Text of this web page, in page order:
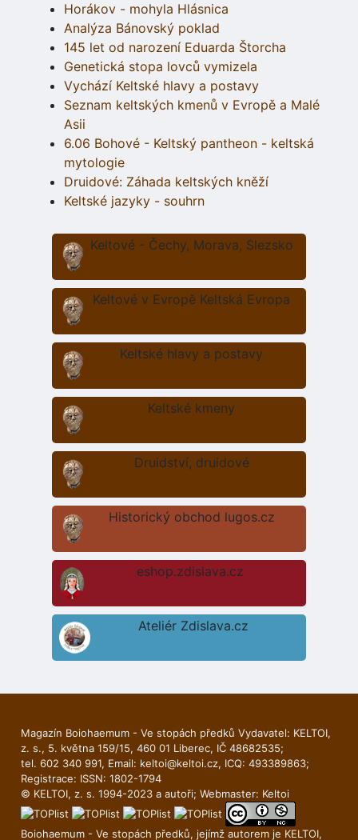
Horákov - mohyla Hlásnica
Analýza Bánovský poklad
145 let od narození Eduarda Štorcha
Genetická stopa lovců vymizela
Vychází Keltské hlavy a postavy
Seznam keltských kmenů v Evropě a Malé
Asii
6.06 Bohové - Keltský pantheon - keltská
mytologie
Druidové: Záhada keltských kněží
Keltské jazyky - souhrn
Keltové - Čechy, Morava, Slezsko
Keltové v Evropě Keltská Evropa
Keltské hlavy a postavy
Keltské kmeny
Druidství, druidové
Historický obchod lugos.cz
eshop.zdislava.cz
Ateliér Zdislava.cz
Magazín Boiohaemum - Ve stopách předků Vydavatel: KELTOI,
z. s., 5. května 159/15, 460 01 Liberec, IČ 48682535;
tel. 602 340 991, Email: keltoi@keltoi.cz, ICQ: 493389863;
Registrace: ISSN: 1802-1794
© KELTOI, z. s. 1994-2023 a autoři; Webmaster: Keltoi
Boiohaemum - Ve stopách předků, jejímž autorem je KELTOI,